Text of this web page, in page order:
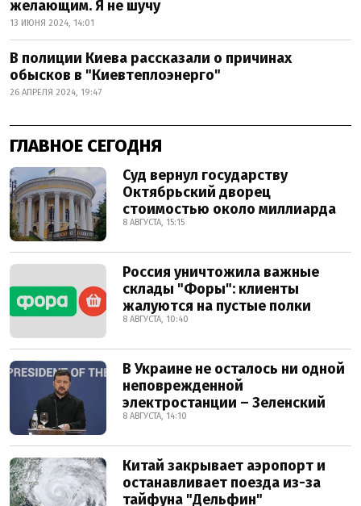
желающим. Я не шучу
13 ИЮНЯ 2024, 14:01
В полиции Киева рассказали о причинах
обысков в "Киевтеплоэнерго"
26 АПРЕЛЯ 2024, 19:47
ГЛАВНОЕ СЕГОДНЯ
Суд вернул государству
Октябрьский дворец
стоимостью около миллиарда
8 АВГУСТА, 15:15
Россия уничтожила важные
склады "Форы": клиенты
жалуются на пустые полки
8 АВГУСТА, 10:40
В Украине не осталось ни одной
неповрежденной
электростанции – Зеленский
8 АВГУСТА, 14:10
Китай закрывает аэропорт и
останавливает поезда из-за
тайфуна "Дельфин"